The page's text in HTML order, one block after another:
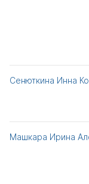
Сенюткина Инна
Машкара Ирина